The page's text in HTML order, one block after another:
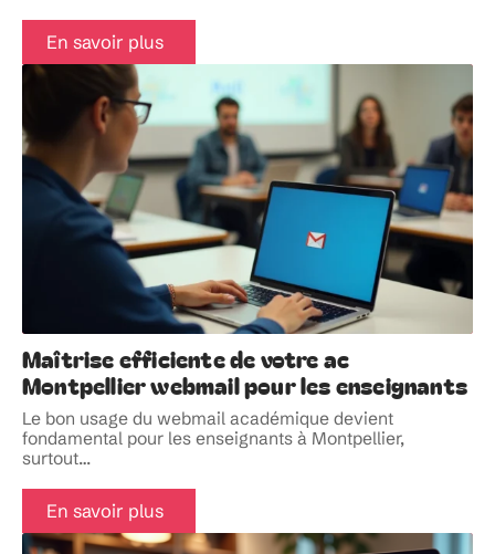
En savoir plus
Maîtrise efficiente de votre ac
Montpellier webmail pour les enseignants
Le bon usage du webmail académique devient
fondamental pour les enseignants à Montpellier,
surtout…
En savoir plus